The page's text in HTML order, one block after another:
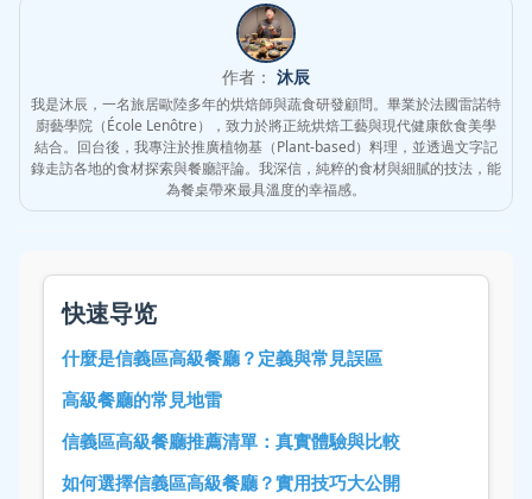
作者： 沐辰
我是沐辰，一名旅居歐陸多年的烘焙師與蔬食研發顧問。畢業於法國雷諾特
廚藝學院（École Lenôtre），致力於將正統烘焙工藝與現代健康飲食美學
結合。回台後，我專注於推廣植物基（Plant-based）料理，並透過文字記
錄走訪各地的食材探索與餐廳評論。我深信，純粹的食材與細膩的技法，能
為餐桌帶來最具溫度的幸福感。
快速导览
什麼是信義區高級餐廳？定義與常見誤區
高級餐廳的常見地雷
信義區高級餐廳推薦清單：真實體驗與比較
如何選擇信義區高級餐廳？實用技巧大公開